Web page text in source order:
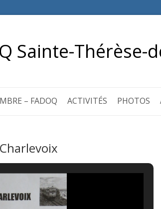
Sainte-Thérèse-
– FADOQ ACTIVITÉS PHOTOS